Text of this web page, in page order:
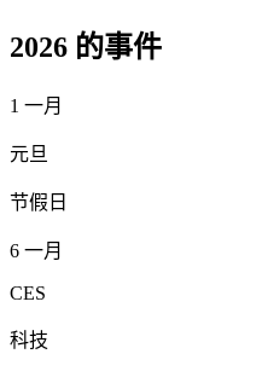
2026 的事件
1 一月
元旦
节假日
6 一月
CES
科技